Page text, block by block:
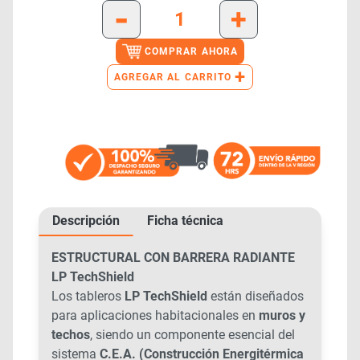
-
+
COMPRAR AHORA
AGREGAR AL CARRITO +
Descripción Ficha técnica
ESTRUCTURAL CON BARRERA RADIANTE
LP TechShield
Los tableros LP TechShield están diseñados
para aplicaciones habitacionales en muros y
techos, siendo un componente esencial del
sistema C.E.A. (Construcción Energitérmica